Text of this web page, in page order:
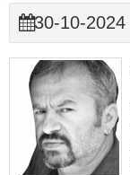
30-10-2024